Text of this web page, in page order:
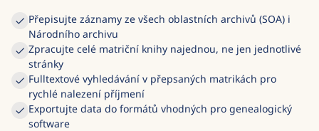
Přepisujte záznamy ze všech oblastních archivů (SOA) i
Národního archivu
Zpracujte celé matriční knihy najednou, ne jen jednotlivé
stránky
Fulltextové vyhledávání v přepsaných matrikách pro
rychlé nalezení příjmení
Exportujte data do formátů vhodných pro genealogický
software